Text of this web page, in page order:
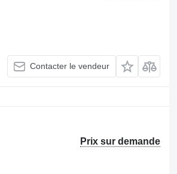
Contacter le vendeur
Prix sur demande